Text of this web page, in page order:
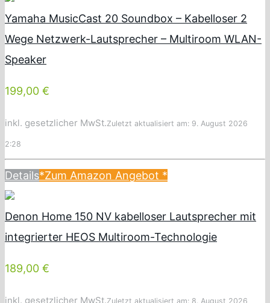
Yamaha MusicCast 20 Soundbox – Kabelloser 2
Wege Netzwerk-Lautsprecher – Multiroom WLAN-
Speaker
199,00 €
inkl. gesetzlicher MwSt.Zuletzt aktualisiert am: 9. August 2026
2:28
Details*Zum Amazon Angebot *
Denon Home 150 NV kabelloser Lautsprecher mit
integrierter HEOS Multiroom-Technologie
189,00 €
inkl. gesetzlicher MwSt.Zuletzt aktualisiert am: 8. August 2026